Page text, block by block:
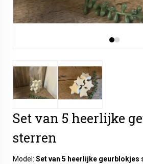
Set van 5 heerlijke
sterren
Model: Set van 5 heerlijke geurblokjes